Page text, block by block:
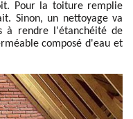
Pour la toiture remplie
Sinon, un nettoyage va
à rendre l'étanchéité de
composé d'eau et